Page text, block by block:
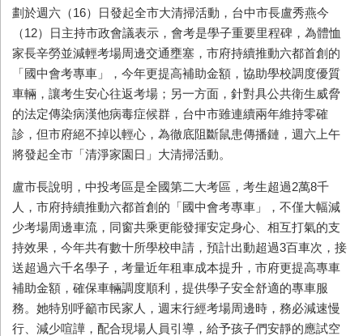
劃於週六（16）日發起全市大清掃活動，台中市長盧秀燕今
（12）日主持市政會議表示，會考是學子重要里程碑，為體恤
家長辛勞並減輕考場周邊交通壅塞，市府持續推動六都首創的
「國中會考專車」，今年更提高補助金額，協助學校調度優質
車輛，讓考生安心往返考場；另一方面，針對具公共衛生威脅
的法定傳染病漢他病毒症候群，台中市雖連續兩年維持零確
診，但市府絕不掉以輕心，為徹底阻斷鼠患傳播鏈，週六上午
將發起全市「清淨家園日」大清掃活動。
盧市長說明，中投考區是全國第二大考區，考生超過2萬8千
人，市府持續推動六都首創的「國中會考專車」，不僅大幅減
少考場周邊車流，同窗共乘更能發揮安定身心、相互打氣的支
持效果，今年共有數十所學校申請，預計出動超過3百車次，接
送超過六千名學子，考量近年租車成本提升，市府更提高專車
補助金額，確保車輛調度順利，提供學子安全舒適的專車服
務。她特別呼籲市民家人，週末行經考場周邊時，務必減速慢
行、減少喧譁，配合現場人員引導，給予孩子們安靜的應試空